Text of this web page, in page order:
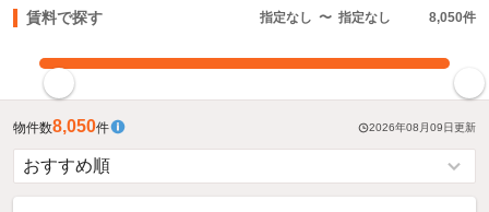
賃料で探す 指定なし 〜 指定なし 8,050件
物件数8,050件 2026年08月09日更新